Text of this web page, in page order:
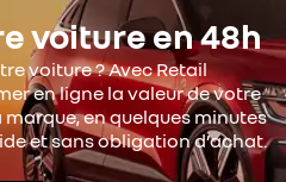
voiture en 48h
voiture ? Avec Retail
en ligne la valeur de votre
en quelques minutes
et sans obligation d’achat.